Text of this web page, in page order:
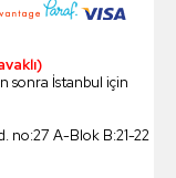
sonra İstanbul için
no:27 A-Blok B:21-22